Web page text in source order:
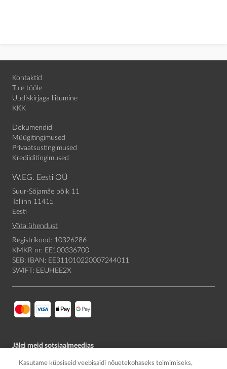
Kontaktid
Tule tööle
Uudiskirjaga liitumine
KKK
Dokumendid
Müügitingimused
Privaatsustingimused
Krediiditingimused
W.EG. Eesti OÜ
Suur-Sõjamäe põik 11
Tallinn 11415
Eesti
Võta ühendust
Registrikood: 10326286
KMKR nr: EE100336700
SEB: IBAN: EE311010220007244011
SWIFT: EEUHEE2X
Jälgi meid sotsiaalmeedias
Kasutame küpsiseid veebisaidi nõuetekohaseks toimimiseks,